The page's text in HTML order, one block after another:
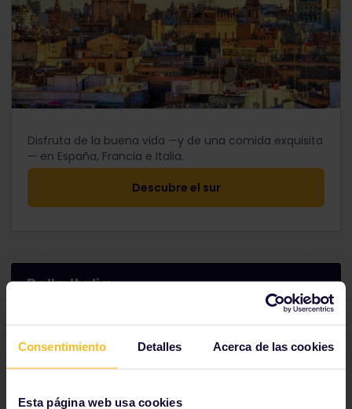
Consentimiento Detalles Acerca de las cookies
Esta página web usa cookies
Disfruta de la buena vida —y de una comida exquisita
— en España, Francia e Italia.
Descubre el sur
Bella Italia